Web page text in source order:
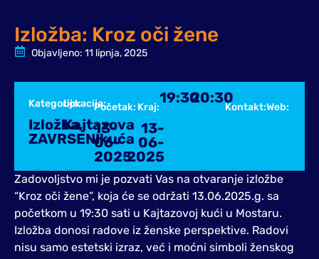
Izložba: Kroz oči žene
Objavljeno: 11 lipnja, 2025
Kategorija:
Izložba,
ZAVRSENI
Lokacija:
Kajtazova
kuća
Početak:
13-
06-
2025
Kraj:
13-
06-
2025
19:3020:30
Kontakt:Web:
Zadovoljstvo mi je pozvati Vas na otvaranje izložbe
“Kroz oči žene”, koja će se održati 13.06.2025.g. sa
početkom u 19:30 sati u Kajtazovoj kući u Mostaru.
Izložba donosi radove iz ženske perspektive. Radovi
nisu samo estetski izraz, već i moćni simboli ženskog